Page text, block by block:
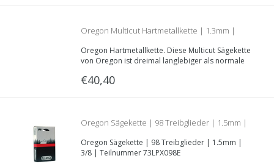
Oregon Multicut Hartmetallkette | 1.3mm |
3/8LP | 56 Treibglieder| Teilenummer
M91VXL056E
Oregon Hartmetallkette. Diese Multicut Sägekette
von Oregon ist dreimal langlebiger als normale
eine 3/8“LP Teilung und ist 56 Treibglieder lang.
€40,40
Oregon Sägekette | 98 Treibglieder | 1.5mm |
3/8 | Teilnummer 73LPX098E
Oregon Sägekette | 98 Treibglieder | 1.5mm |
3/8 | Teilnummer 73LPX098E